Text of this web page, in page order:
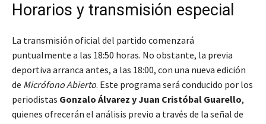
Horarios y transmisión especial
La transmisión oficial del partido comenzará
puntualmente a las 18:50 horas. No obstante, la previa
deportiva arranca antes, a las 18:00, con una nueva edición
de Micrófono Abierto. Este programa será conducido por los
periodistas Gonzalo Álvarez y Juan Cristóbal Guarello,
quienes ofrecerán el análisis previo a través de la señal de